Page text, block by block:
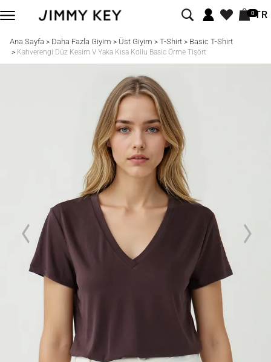
0TR
Ana Sayfa > Daha Fazla Giyim > Üst Giyim > T-Shirt> Basic T-Shirt
> Kahverengi Düz Kesim V Yaka Kısa Kollu Basic Örme Tişört